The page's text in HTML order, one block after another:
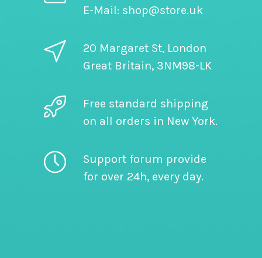
E-Mail: shop@store.uk
20 Margaret St, London
Great Britain, 3NM98-LK
Free standard shipping
on all orders in New York.
Support forum provide
for over 24h, every day.